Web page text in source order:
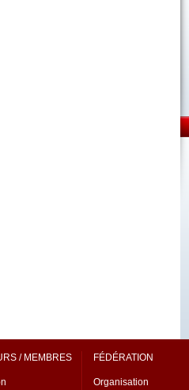
/ MEMBRES FÉDÉRATION
Organisation